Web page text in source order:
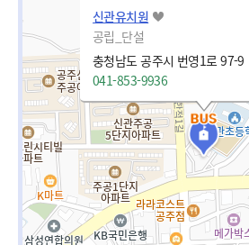
신관유치원
공립_단설
충청남도 공주시 번영1로 97-9
041-853-9936